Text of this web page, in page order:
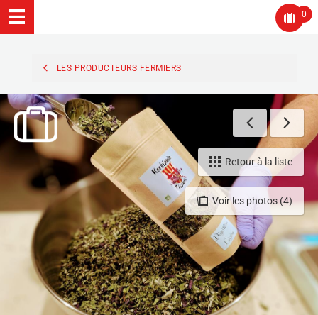
0
LES PRODUCTEURS FERMIERS
Voir les photos (4)
Retour à la liste